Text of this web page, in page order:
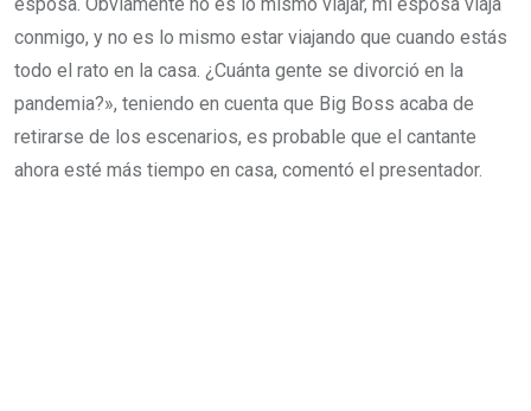
conmigo, y no es lo mismo estar viajando que cuando estás
todo el rato en la casa. ¿Cuánta gente se divorció en la
pandemia?», teniendo en cuenta que Big Boss acaba de
retirarse de los escenarios, es probable que el cantante
ahora esté más tiempo en casa, comentó el presentador.